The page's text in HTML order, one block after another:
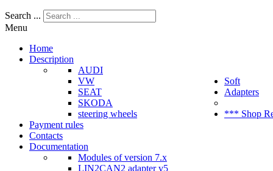
Search ...
Menu
Home
Description
AUDI
VW
SEAT
SKODA
Soft
Adapters
steering wheels
*** Shop
Payment rules
Contacts
Documentation
Modules of version 7.x
LIN2CAN2 adapter v5